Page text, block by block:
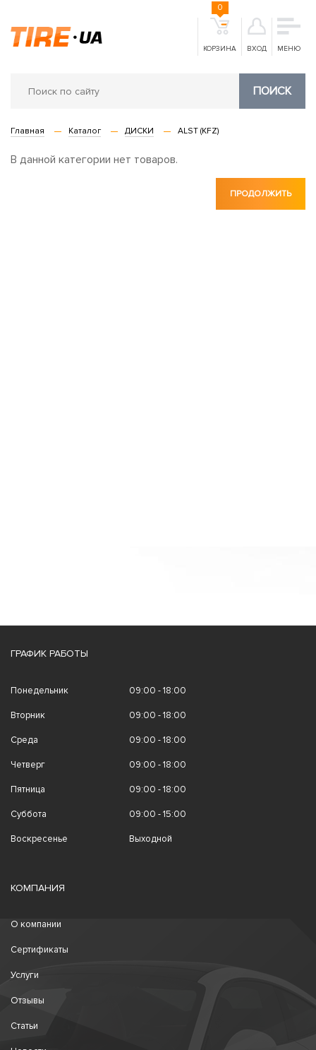
КОРЗИНА
0
ВХОД МЕНЮ
ПОИСК
Главная Каталог ДИСКИ ALST (KFZ)
В данной категории нет товаров.
ПРОДОЛЖИТЬ
ГРАФИК РАБОТЫ
Понедельник 09:00 - 18:00
Вторник 09:00 - 18:00
Среда 09:00 - 18:00
Четверг 09:00 - 18:00
Пятница 09:00 - 18:00
Суббота 09:00 - 15:00
Воскресенье Выходной
КОМПАНИЯ
О компании
Сертификаты
Услуги
Отзывы
Статьи